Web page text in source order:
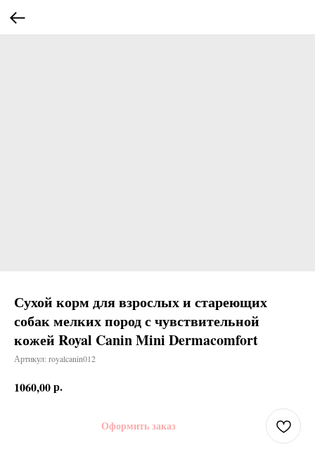
Сухой корм для взрослых и стареющих
собак мелких пород с чувствительной
кожей Royal Canin Mini Dermacomfort
Артикул: royalcanin012
1060,00р.
Оформить заказ